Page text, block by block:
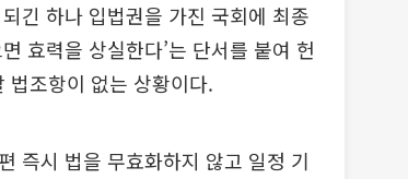
긴 하나 입법권을 가진 국회에 최종
효력을 상실한다’는 단서를 붙여 헌
법조항이 없는 상황이다.
즉시 법을 무효화하지 않고 일정 기